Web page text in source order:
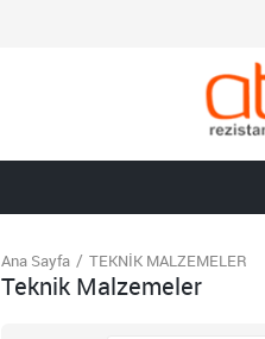
Ana Sayfa TEKNİK MALZEMELER
Teknik Malzemeler